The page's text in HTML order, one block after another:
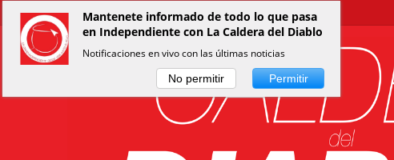
Mantenete informado de todo lo que pasa
en Independiente con La Caldera del Diablo
Notificaciones en vivo con las últimas noticias
No permitir Permitir